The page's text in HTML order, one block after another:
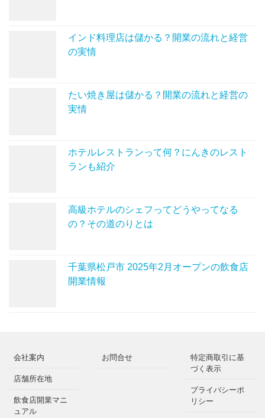
インド料理店は儲かる？開業の流れと経営
の実情
たい焼き屋は儲かる？開業の流れと経営の
実情
ホテルレストランって何？にんきのレスト
ランも紹介
高級ホテルのシェフってどうやってなる
の？その道のりとは
千葉県松戸市 2025年2月オープンの飲食店
開業情報
会社案内
店舗所在地
飲食店開業マニ
ュアル
お問合せ
特定商取引に基
づく表示
プライバシーポ
リシー